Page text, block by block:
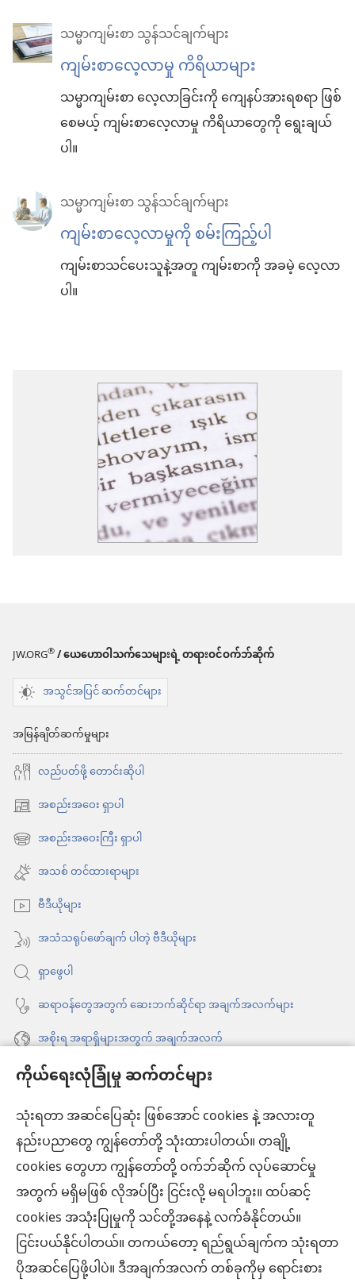
ကိုယ်ရေးလုံခြုံမှု ဆက်တင်များ
သုံးရတာ အဆင်ပြေဆုံး ဖြစ်အောင် cookies နဲ့ အလားတူ
နည်းပညာတွေ ကျွန်တော်တို့ သုံးထားပါတယ်။ တချို့
cookies တွေဟာ ကျွန်တော်တို့ ဝက်ဘ်ဆိုက် လုပ်ဆောင်မှု
အတွက် မရှိမဖြစ် လိုအပ်ပြီး ငြင်းလို့ မရပါဘူး။ ထပ်ဆင့်
cookies အသုံးပြုမှုကို သင်တို့အနေနဲ့ လက်ခံနိုင်တယ်။
ငြင်းပယ်နိုင်ပါတယ်။ တကယ်တော့ ရည်ရွယ်ချက်က သုံးရတာ
ပိုအဆင်ပြေဖို့ပါပဲ။ ဒီအချက်အလက် တစ်ခုကိုမှ ရောင်းစား
သမ္မာကျမ်းစာ သွန်သင်ချက်များ
ကျမ်းစာလေ့လာမှု ကိရိယာများ
သမ္မာကျမ်းစာ လေ့လာခြင်းကို ကျေနပ်အားရစရာ ဖြစ်
စေမယ့် ကျမ်းစာလေ့လာမှု ကိရိယာတွေကို ရွေးချယ်
ပါ။
သမ္မာကျမ်းစာ သွန်သင်ချက်များ
ကျမ်းစာလေ့လာမှုကို စမ်းကြည့်ပါ
ကျမ်းစာသင်ပေးသူနဲ့အတူ ကျမ်းစာကို အခမဲ့ လေ့လာ
ပါ။
JW.ORG®/ ယေဟောဝါသက်သေများရဲ့ တရားဝင်ဝက်ဘ်ဆိုက်
အသွင်အပြင် ဆက်တင်များ
အမြန်ချိတ်ဆက်မှုများ
လည်ပတ်ဖို့ တောင်းဆိုပါ
အစည်းအဝေး ရှာပါ
(window
အသစ်
င့်
နေ
ပါ
တယ်)
အစည်းအဝေးကြီး ရှာပါ
(window
အသစ်
င့်
နေ
ပါ
တယ်)
အသစ် တင်ထားရာများ
ဗီဒီယိုများ
အသံသရုပ်ဖော်ချက် ပါတဲ့ ဗီဒီယိုများ
ရှာဖွေပါ
ဆရာဝန်တွေအတွက် ဆေးဘက်ဆိုင်ရာ အချက်အလက်များ
အစိုးရ အရာရှိများအတွက် အချက်အလက်
အကူအညီ
အလှူငွေ
(window
အသစ်
ဖွ
င့်
နေ
ပါ
တယ်)
ကင်းမျှော်စင် အွန်လိုင်းစာကြည့်တိုက်™
(window
အသစ်
ဖွ
င့်
နေ
JW Hub®
(window
အသစ်
ဖွ
င့်
JW Library®